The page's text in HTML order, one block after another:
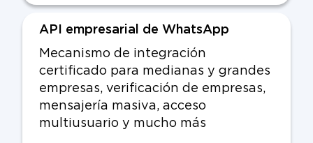
API empresarial de WhatsApp
Mecanismo de integración
certificado para medianas y grandes
empresas, verificación de empresas,
mensajería masiva, acceso
multiusuario y mucho más